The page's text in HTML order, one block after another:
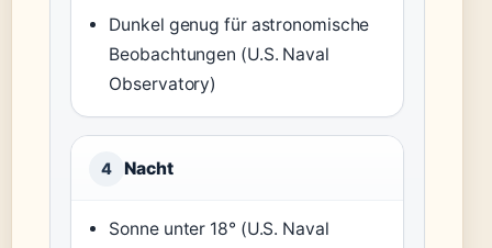
Dunkel genug für astronomische
Beobachtungen (U.S. Naval
Observatory)
4 Nacht
Sonne unter 18° (U.S. Naval